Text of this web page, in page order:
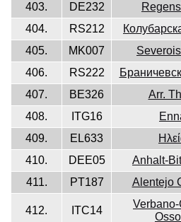
403.
DE232
404.
RS212
405.
MK007
406.
RS222
407.
BE326 Arr.
408.
ITG16
409.
EL633
410.
DEE05 Anhalt-
411.
PT187 Alentejo
412. ITC14